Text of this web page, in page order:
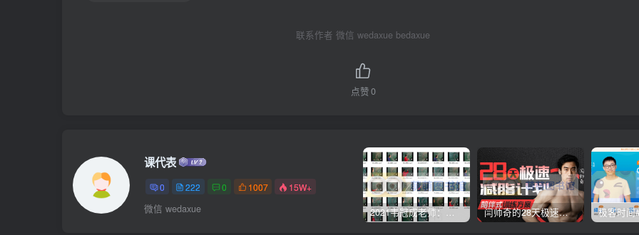
联系作者 微信 wedaxue bedaxue
点赞0
课代表
0 222 0 1007 15W+
微信 wedaxue 2021韦冠成老师：韦氏天星风水《秘传二十四山吉凶占断要法》 – 百度云盘 – 下载 闫帅奇的28天极速减脂计划 – 网盘分享 – 下载